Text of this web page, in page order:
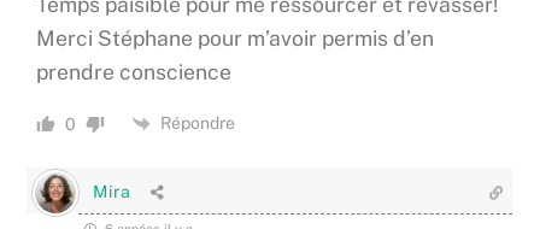
Merci Stéphane pour m’avoir permis d’en
prendre conscience
0 Répondre
Mira